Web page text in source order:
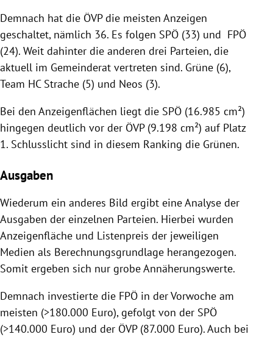
Demnach hat die ÖVP die meisten Anzeigen
geschaltet, nämlich 36. Es folgen SPÖ (33) und FPÖ
(24). Weit dahinter die anderen drei Parteien, die
aktuell im Gemeinderat vertreten sind. Grüne (6),
Team HC Strache (5) und Neos (3).
Bei den Anzeigenflächen liegt die SPÖ (16.985 cm²)
hingegen deutlich vor der ÖVP (9.198 cm²) auf Platz
1. Schlusslicht sind in diesem Ranking die Grünen.
Ausgaben
Wiederum ein anderes Bild ergibt eine Analyse der
Ausgaben der einzelnen Parteien. Hierbei wurden
Anzeigenfläche und Listenpreis der jeweiligen
Medien als Berechnungsgrundlage herangezogen.
Somit ergeben sich nur grobe Annäherungswerte.
Demnach investierte die FPÖ in der Vorwoche am
meisten (>180.000 Euro), gefolgt von der SPÖ
(>140.000 Euro) und der ÖVP (87.000 Euro).Auch bei